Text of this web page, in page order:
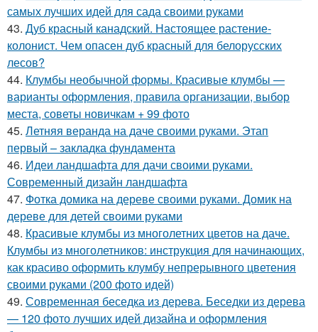
самых лучших идей для сада своими руками
43. Дуб красный канадский. Настоящее растение-
колонист. Чем опасен дуб красный для белорусских
лесов?
44. Клумбы необычной формы. Красивые клумбы —
варианты оформления, правила организации, выбор
места, советы новичкам + 99 фото
45. Летняя веранда на даче своими руками. Этап
первый – закладка фундамента
46. Идеи ландшафта для дачи своими руками.
Современный дизайн ландшафта
47. Фотка домика на дереве своими руками. Домик на
дереве для детей своими руками
48. Красивые клумбы из многолетних цветов на даче.
Клумбы из многолетников: инструкция для начинающих,
как красиво оформить клумбу непрерывного цветения
своими руками (200 фото идей)
49. Современная беседка из дерева. Беседки из дерева
— 120 фото лучших идей дизайна и оформления